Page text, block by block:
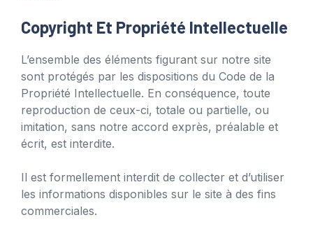
Copyright Et Propriété Intellectuelle
L’ensemble des éléments figurant sur notre site
sont protégés par les dispositions du Code de la
Propriété Intellectuelle. En conséquence, toute
reproduction de ceux-ci, totale ou partielle, ou
imitation, sans notre accord exprès, préalable et
écrit, est interdite.
Il est formellement interdit de collecter et d’utiliser
les informations disponibles sur le site à des fins
commerciales.